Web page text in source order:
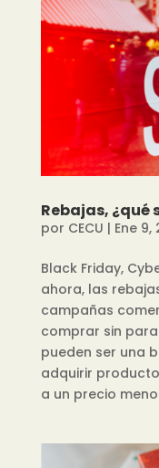
Rebajas, ¿qué
por CECU | Ene 9,
Black Friday,
ahora, las
campañas
comprar sin
pueden ser una
adquirir
a un precio